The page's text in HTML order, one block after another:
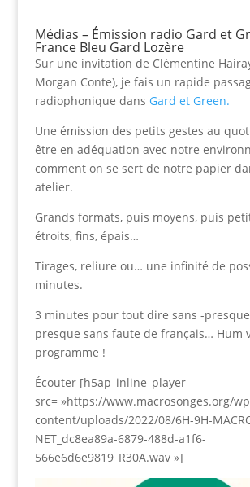
Médias – Émission radio Gard et
France Bleu Gard Lozère
Sur une invitation de Clémentine
Morgan Conte), je fais un rapide
radiophonique dans Gard et Green.
Une émission des petits gestes au
être en adéquation avec notre
comment on se sert de notre papier
atelier.
Grands formats, puis moyens, puis
étroits, fins, épais…
Tirages, reliure ou… une infinité de
minutes.
3 minutes pour tout dire sans -
presque sans faute de français… Hum
programme !
Écouter [h5ap_inline_player
src= »https://www.macrosonges.org/
content/uploads/2022/08/6H-9H-
NET_dc8ea89a-6879-488d-a1f6-
566e6d6e9819_R30A.wav »]